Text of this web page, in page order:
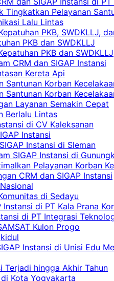
Tingkatkan Pelayanan
Lalu Lintas
PKB, SWDKLLJ,
PKB dan SWDKLLJ
PKB dan SWDKLLJ
CRM dan SIGAP Instansi
Kereta Api
Santunan Korban
Santunan Korban
Layanan Semakin Cepat
Berlalu Lintas
di CV Kaleksanan
Instansi
Instansi di Sleman
SIGAP Instansi di
Pelayanan Korban
CRM dan SIGAP Instansi
di Sedayu
di PT Kala Prana
di PT Integrasi
Kulon Progo
Instansi di Unisi Edu
Terjadi hingga Akhir Tahun
Kota Yogyakarta